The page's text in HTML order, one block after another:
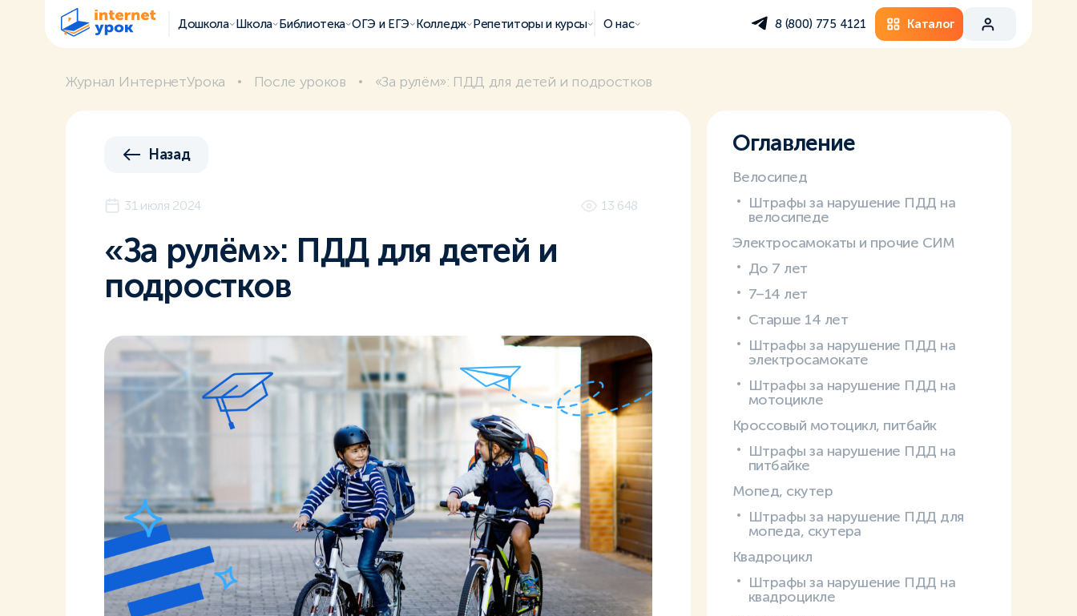
Дошкола Школа Библиотека ОГЭ и ЕГЭ Колледж Репетиторы и курсы О нас 8 (800) 775 4121 Каталог
Журнал ИнтернетУрока После уроков «За рулём»: ПДД для детей и подростков
Назад
31 июля 2024 13 648
«За рулём»: ПДД для детей и
подростков
Оглавление
Велосипед
Штрафы за нарушение ПДД на
велосипеде
Электросамокаты и прочие СИМ
До 7 лет
7–14 лет
Старше 14 лет
Штрафы за нарушение ПДД на
электросамокате
Штрафы за нарушение ПДД на
мотоцикле
Кроссовый мотоцикл, питбайк
Штрафы за нарушение ПДД на
питбайке
Мопед, скутер
Штрафы за нарушение ПДД для
мопеда, скутера
Квадроцикл
Штрафы за нарушение ПДД на
квадроцикле